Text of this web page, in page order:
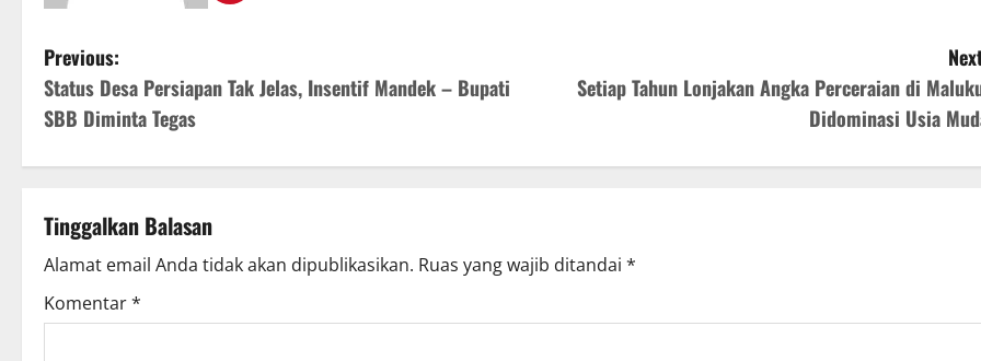
Previous:
Status Desa Persiapan Tak Jelas, Insentif Mandek – Bupati
SBB Diminta Tegas
Setiap Tahun Lonjakan Angka Perceraian di
Didominasi Usia
Tinggalkan Balasan
Alamat email Anda tidak akan dipublikasikan. Ruas yang wajib ditandai *
Komentar*